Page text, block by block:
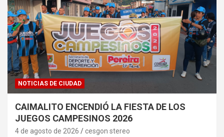
NOTICIAS DE CIUDAD
CAIMALITO ENCENDIÓ LA FIESTA DE LOS
JUEGOS CAMPESINOS 2026
4 de agosto de 2026 cesgon stereo